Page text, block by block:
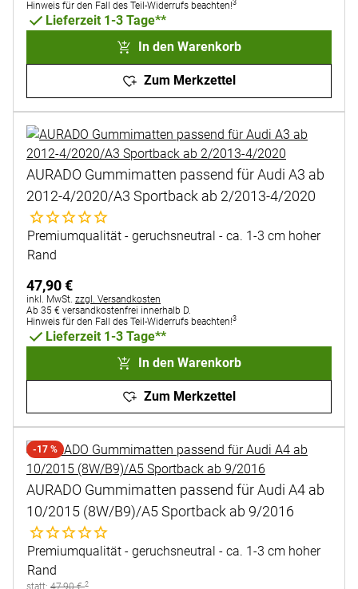
Hinweis für den Fall des Teil-Widerrufs beachten!3
Lieferzeit 1-3 Tage**
In den Warenkorb
Zum Merkzettel
AURADO Gummimatten passend für Audi A3 ab
2012-4/2020/A3 Sportback ab 2/2013-4/2020
Noch keine Bewertungen abgegeben
Premiumqualität - geruchsneutral - ca. 1-3 cm hoher
Rand
47,90€
Steuerhinweis:
inkl. MwSt. zzgl. Versandkosten
Ab 35 € versandkostenfrei innerhalb D.
Hinweis für den Fall des Teil-Widerrufs beachten!3
Lieferzeit 1-3 Tage**
In den Warenkorb
Zum Merkzettel
-17 %
AURADO Gummimatten passend für Audi A4 ab
10/2015 (8W/B9)/A5 Sportback ab 9/2016
Noch keine Bewertungen abgegeben
Premiumqualität - geruchsneutral - ca. 1-3 cm hoher
Rand
statt: 2